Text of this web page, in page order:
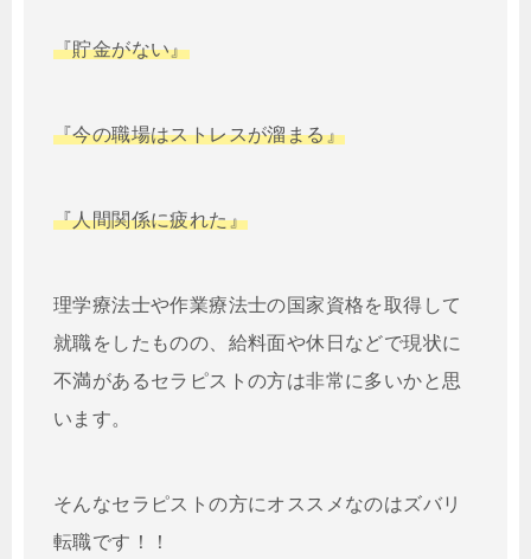
『貯金がない』
『今の職場はストレスが溜まる』
『人間関係に疲れた』
理学療法士や作業療法士の国家資格を取得して
就職をしたものの、給料面や休日などで現状に
不満があるセラピストの方は非常に多いかと思
います。
そんなセラピストの方にオススメなのはズバリ
転職です！！